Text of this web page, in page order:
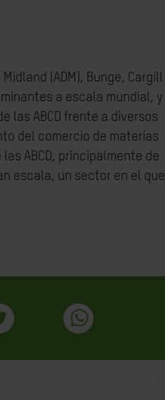
(ADM), Bunge, Cargill
a escala mundial, y
las ABCD frente a diversos
del comercio de materias
ABCD, principalmente de
escala, un sector en el que